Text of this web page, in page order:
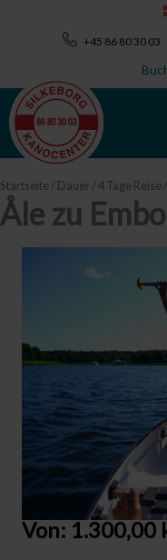
+45 86 80 30 03
Startseite/ Dauer / 4 Tage Reise
Åle zu
Von: 1.300,00